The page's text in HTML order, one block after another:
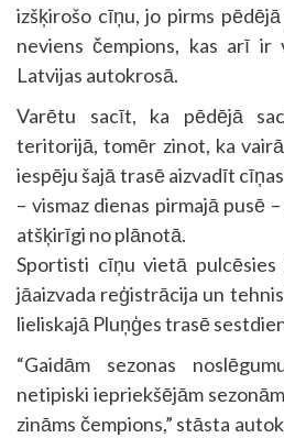
izšķirošo cīņu, jo pirms
neviens čempions, kas arī ir
Latvijas autokrosā.
Varētu sacīt, ka pēdējā
teritorijā, tomēr zinot, ka
iespēju šajā trasē aizvadīt
– vismaz dienas pirmajā pusē
atšķirīgi no plānotā.
Sportisti cīņu vietā pulcēsies
jāaizvada reģistrācija un
lieliskajā Pluņģes trasē
“Gaidām sezonas
netipiski iepriekšējām
zināms čempions,” stāsta